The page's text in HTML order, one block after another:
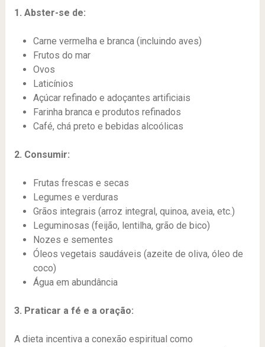
1. Abster-se de:
Carne vermelha e branca (incluindo aves)
Frutos do mar
Ovos
Laticínios
Açúcar refinado e adoçantes artificiais
Farinha branca e produtos refinados
Café, chá preto e bebidas alcoólicas
2. Consumir:
Frutas frescas e secas
Legumes e verduras
Grãos integrais (arroz integral, quinoa, aveia, etc.)
Leguminosas (feijão, lentilha, grão de bico)
Nozes e sementes
Óleos vegetais saudáveis (azeite de oliva, óleo de
coco)
Água em abundância
3. Praticar a fé e a oração:
A dieta incentiva a conexão espiritual como